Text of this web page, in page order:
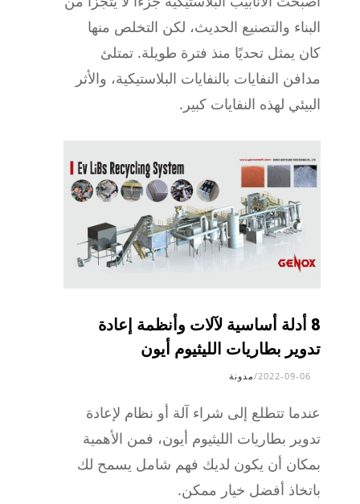
البناء والتصنيع الحديث، لكن التخلص منها
كان يمثل تحديًا منذ فترة طويلة. تمتلئ
مدافن النفايات بالنفايات البلاستيكية، والأثر
البيئي لهذه النفايات كبير.
8 أدلة أساسية لآلات وأنظمة إعادة
تدوير بطاريات الليثيوم أيون
2022-09-06
/مدونة
عندما تتطلع إلى شراء آلة أو نظام لإعادة
تدوير بطاريات الليثيوم أيون، فمن الأهمية
بمكان أن يكون لديك فهم شامل يسمح لك
باتخاذ أفضل خيار ممكن.